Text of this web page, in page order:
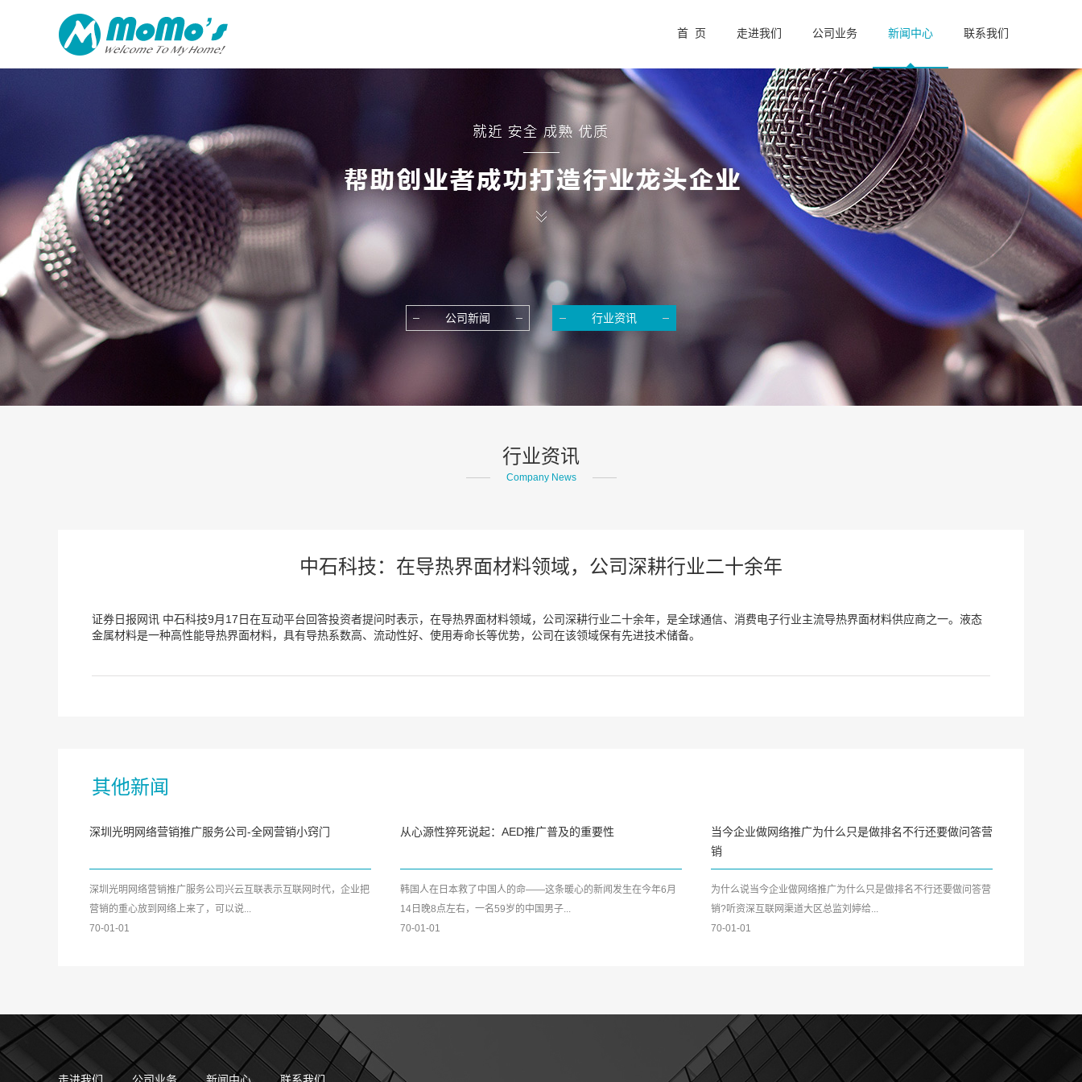
首 页 走进我们 公司业务 新闻中心 联系我们
公司新闻 行业资讯
行业资讯
Company News
中石科技：在导热界面材料领域，公司深耕行业二十余年
证券日报网讯 中石科技9月17日在互动平台回答投资者提问时表示，在导热界面材料领域，公司深耕行业二十余年，是全球通信、消费电子行业主流导热界面材料供应商之一。液态
金属材料是一种高性能导热界面材料，具有导热系数高、流动性好、使用寿命长等优势，公司在该领域保有先进技术储备。
其他新闻
深圳光明网络营销推广服务公司-全网营销小窍门
深圳光明网络营销推广服务公司兴云互联表示互联网时代，企业把
营销的重心放到网络上来了，可以说...
70-01-01
从心源性猝死说起：AED推广普及的重要性
韩国人在日本救了中国人的命——这条暖心的新闻发生在今年6月
14日晚8点左右，一名59岁的中国男子...
70-01-01
当今企业做网络推广为什么只是做排名不行还要做问答营
销
为什么说当今企业做网络推广为什么只是做排名不行还要做问答营
销?听资深互联网渠道大区总监刘婷给...
70-01-01